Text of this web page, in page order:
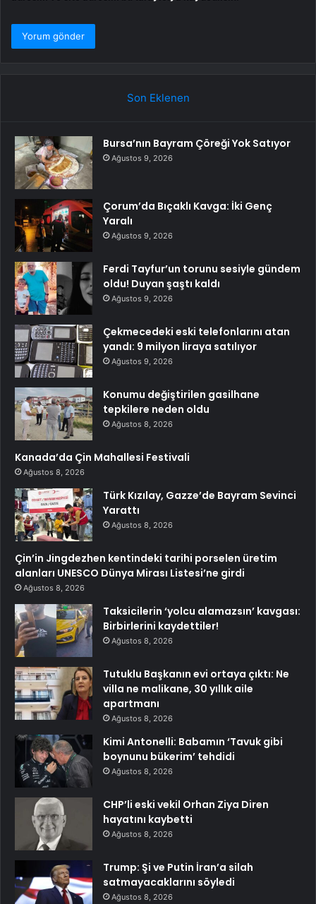
Son Eklenen
Bursa’nın Bayram Çöreği Yok Satıyor
Ağustos 9, 2026
Çorum’da Bıçaklı Kavga: İki Genç
Yaralı
Ağustos 9, 2026
Ferdi Tayfur’un torunu sesiyle gündem
oldu! Duyan şaştı kaldı
Ağustos 9, 2026
Çekmecedeki eski telefonlarını atan
yandı: 9 milyon liraya satılıyor
Ağustos 9, 2026
Konumu değiştirilen gasilhane
tepkilere neden oldu
Ağustos 8, 2026
Kanada’da Çin Mahallesi Festivali
Ağustos 8, 2026
Türk Kızılay, Gazze’de Bayram Sevinci
Yarattı
Ağustos 8, 2026
Çin’in Jingdezhen kentindeki tarihi porselen üretim
alanları UNESCO Dünya Mirası Listesi’ne girdi
Ağustos 8, 2026
Taksicilerin ‘yolcu alamazsın’ kavgası:
Birbirlerini kaydettiler!
Ağustos 8, 2026
Tutuklu Başkanın evi ortaya çıktı: Ne
villa ne malikane, 30 yıllık aile
apartmanı
Ağustos 8, 2026
Kimi Antonelli: Babamın ‘Tavuk gibi
boynunu bükerim’ tehdidi
Ağustos 8, 2026
CHP’li eski vekil Orhan Ziya Diren
hayatını kaybetti
Ağustos 8, 2026
Trump: Şi ve Putin İran’a silah
satmayacaklarını söyledi
Ağustos 8, 2026